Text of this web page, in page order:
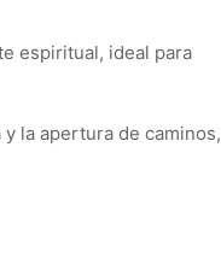
espiritual, ideal para
la apertura de caminos,